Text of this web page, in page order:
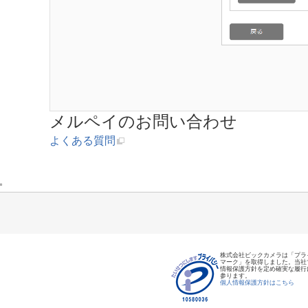
メルペイのお問い合わせ
よくある質問
株式会社ビックカメラは「プラ
マーク」を取得しました。当社
情報保護方針を定め確実な履行
参ります。
個人情報保護方針はこちら